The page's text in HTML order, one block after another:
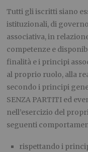
Tutti gli iscritti siano
istituzionali, di
associativa, in
competenze e
finalità e i principi
al proprio ruolo, alla
secondo i principi
SENZA PARTITI ed
nell’esercizio del
seguenti
rispettando i